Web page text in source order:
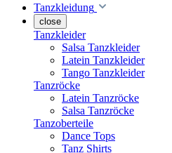
Tanzkleidung
close
Tanzkleider
Salsa Tanzkleider
Latein Tanzkleider
Tango Tanzkleider
Tanzröcke
Latein Tanzröcke
Salsa Tanzröcke
Tanzoberteile
Dance Tops
Tanz Shirts